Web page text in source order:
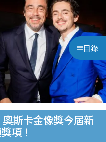
目錄
斯卡金像獎今屆新
項！